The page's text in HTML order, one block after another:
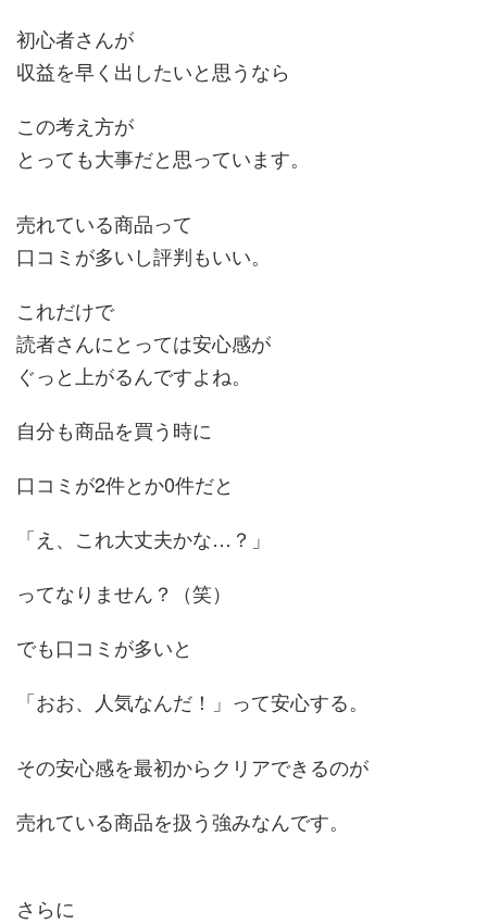
初心者さんが
収益を早く出したいと思うなら
この考え方が
とっても大事だと思っています。
売れている商品って
口コミが多いし評判もいい。
これだけで
読者さんにとっては安心感が
ぐっと上がるんですよね。
自分も商品を買う時に
口コミが2件とか0件だと
「え、これ大丈夫かな…？」
ってなりません？（笑）
でも口コミが多いと
「おお、人気なんだ！」って安心する。
その安心感を最初からクリアできるのが
売れている商品を扱う強みなんです。
さらに